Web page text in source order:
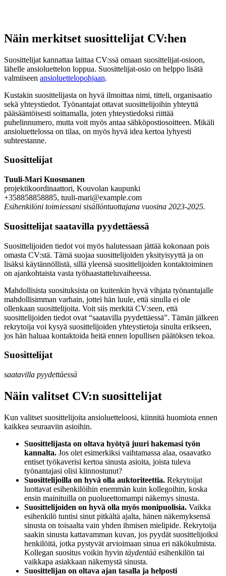
Näin merkitset suosittelijat CV:hen
Suosittelijat kannattaa laittaa CV:ssä omaan suosittelijat-osioon,
lähelle ansioluettelon loppua. Suosittelijat-osio on helppo lisätä
valmiiseen ansioluettelopohjaan.
Kustakin suosittelijasta on hyvä ilmoittaa nimi, titteli, organisaatio
sekä yhteystiedot. Työnantajat ottavat suosittelijoihin yhteyttä
pääsääntöisesti soittamalla, joten yhteystiedoksi riittää
puhelinnumero, mutta voit myös antaa sähköpostiosoitteen. Mikäli
ansioluettelossa on tilaa, on myös hyvä idea kertoa lyhyesti
suhteestanne.
Suosittelijat
Tuuli-Mari Kuosmanen
projektikoordinaattori, Kouvolan kaupunki
+358858858885, tuuli-mari@example.com
Esihenkilöni toimiessani sisällöntuottajana vuosina 2023-2025.
Suosittelijat saatavilla pyydettäessä
Suosittelijoiden tiedot voi myös halutessaan jättää kokonaan pois
omasta CV:stä. Tämä suojaa suosittelijoiden yksityisyyttä ja on
lisäksi käytännöllistä, sillä yleensä suosittelijoiden kontaktoiminen
on ajankohtaista vasta työhaastatteluvaiheessa.
Mahdollisista suosituksista on kuitenkin hyvä vihjata työnantajalle
mahdollisimman varhain, jottei hän luule, että sinulla ei ole
ollenkaan suosittelijoita. Voit siis merkitä CV:seen, että
suosittelijoiden tiedot ovat “saatavilla pyydettäessä”. Tämän jälkeen
rekrytoija voi kysyä suosittelijoiden yhteystietoja sinulta erikseen,
jos hän haluaa kontaktoida heitä ennen lopullisen päätöksen tekoa.
Suosittelijat
saatavilla pyydettäessä
Näin valitset CV:n suosittelijat
Kun valitset suosittelijoita ansioluetteloosi, kiinnitä huomiota ennen
kaikkea seuraaviin asioihin.
Suosittelijasta on oltava hyötyä juuri hakemasi työn
kannalta. Jos olet esimerkiksi vaihtamassa alaa, osaavatko
entiset työkaverisi kertoa sinusta asioita, joista tuleva
työnantajasi olisi kiinnostunut?
Suosittelijoilla on hyvä olla auktoriteettia. Rekrytoijat
luottavat esihenkilöihin enemmän kuin kollegoihin, koska
ensin mainituilla on puolueettomampi näkemys sinusta.
Suosittelijoiden on hyvä olla myös monipuolisia. Vaikka
esihenkilö tuntisi sinut pitkältä ajalta, hänen näkemyksensä
sinusta on toisaalta vain yhden ihmisen mielipide. Rekrytoija
saakin sinusta kattavamman kuvan, jos pyydät suosittelijoiksi
henkilöitä, jotka pystyvät arvioimaan sinua eri näkökulmista.
Kollegan suositus voikin hyvin täydentää esihenkilön tai
vaikkapa asiakkaan näkemystä sinusta.
Suosittelijan on oltava ajan tasalla ja helposti